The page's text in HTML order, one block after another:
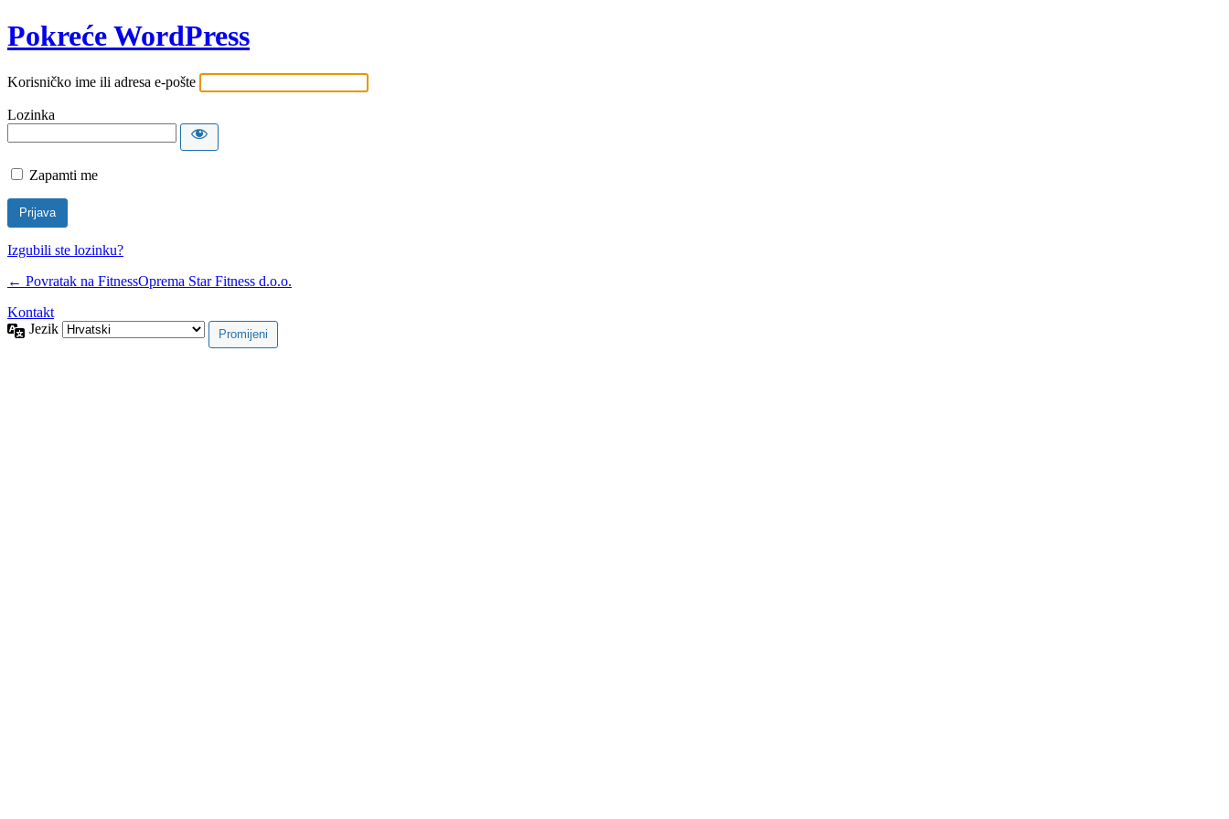
Pokreće WordPress
Korisničko ime ili adresa e-pošte
Lozinka
Zapamti me
Izgubili ste lozinku?
← Povratak na FitnessOprema Star Fitness d.o.o.
Kontakt
Jezik